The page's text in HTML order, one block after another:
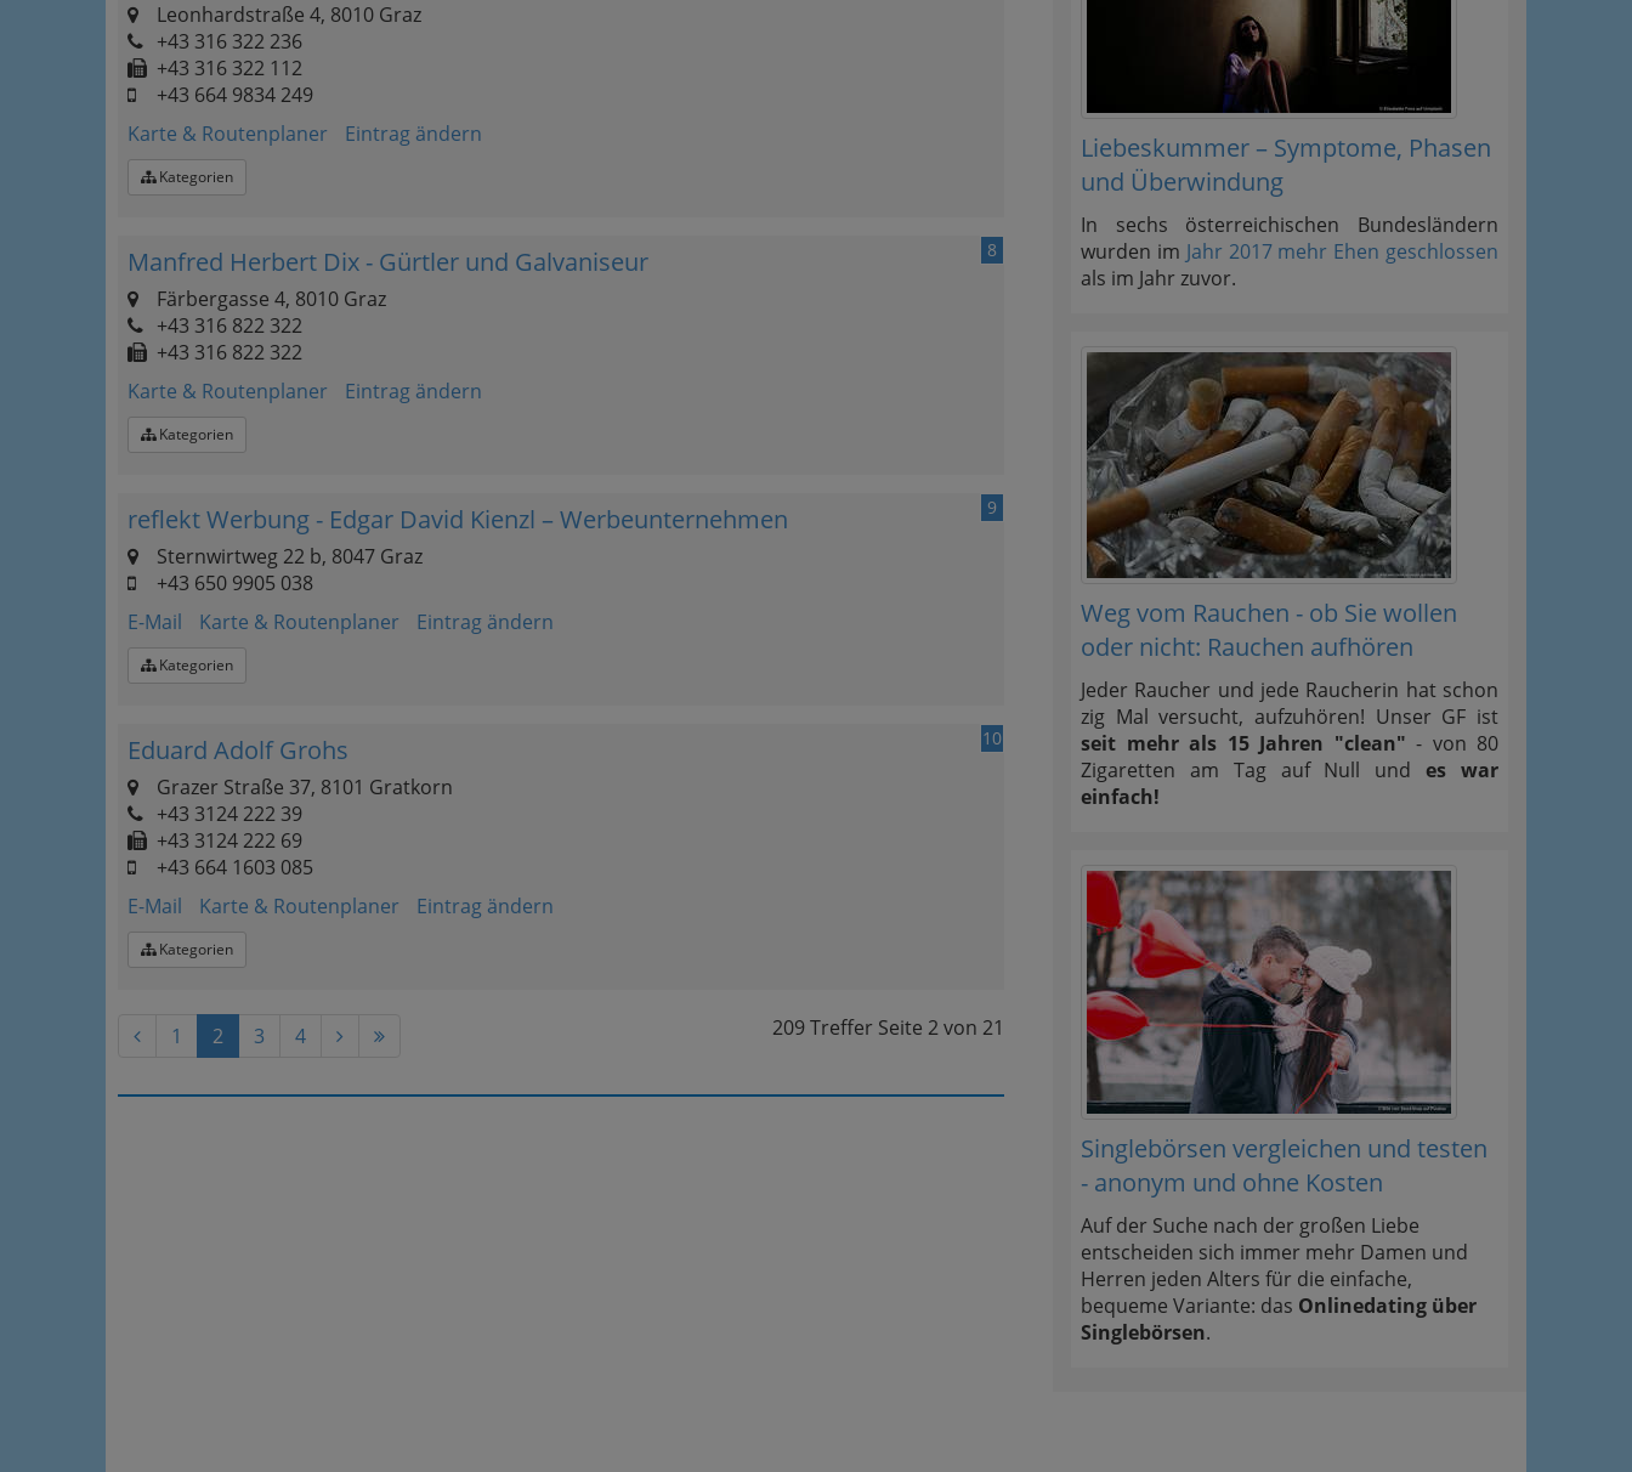
Leonhardstraße 4, 8010 Graz
+43 316 322 236
+43 316 322 112
+43 664 9834 249
Karte & Routenplaner
Eintrag ändern
Kategorien
8
Manfred Herbert Dix - Gürtler und Galvaniseur
Färbergasse 4, 8010 Graz
+43 316 822 322
+43 316 822 322
Karte & Routenplaner
Eintrag ändern
Kategorien
9
reflekt Werbung - Edgar David Kienzl – Werbeunternehmen
Sternwirtweg 22 b, 8047 Graz
+43 650 9905 038
E-Mail
Karte & Routenplaner Eintrag ändern
Kategorien
10
Eduard Adolf Grohs
Grazer Straße 37, 8101 Gratkorn
+43 3124 222 39
+43 3124 222 69
+43 664 1603 085
E-Mail
Karte & Routenplaner Eintrag ändern
Kategorien
209 Treffer Seite 2von 21
1 2 3 4
Liebeskummer – Symptome, Phasen
und Überwindung
In sechs österreichischen Bundesländern
wurden im Jahr 2017 mehr Ehen geschlossen
als im Jahr zuvor.
Weg vom Rauchen - ob Sie wollen
oder nicht: Rauchen aufhören
Jeder Raucher und jede Raucherin hat schon
zig Mal versucht, aufzuhören! Unser GF ist
seit mehr als 15 Jahren "clean" - von 80
Zigaretten am Tag auf Null undes war
einfach!
Singlebörsen vergleichen und testen
- anonym und ohne Kosten
Auf der Suche nach der großen Liebe
entscheiden sich immer mehr Damen und
Herren jeden Alters für die einfache,
bequeme Variante: das Onlinedating über
Singlebörsen.